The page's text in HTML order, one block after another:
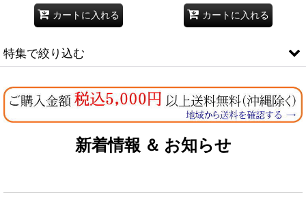
カートに入れる カートに入れる
特集で絞り込む
なちゅのオリジナルセット
お試しドライフード少量パック犬用
新着情報 ＆ お知らせ